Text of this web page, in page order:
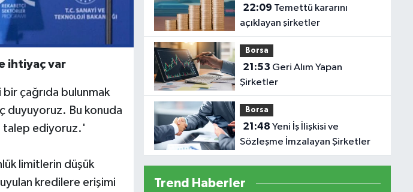
ihtiyaç var
bir çağrıda bulunmak
duyuyoruz. Bu konuda
talep ediyoruz.'
limitlerin düşük
kredilere erişimi
22:09
açıklayan şirketler
Borsa
21:53
Şirketler
Borsa
21:48
Sözleşme İmzalayan Şirketler
Trend Haberler